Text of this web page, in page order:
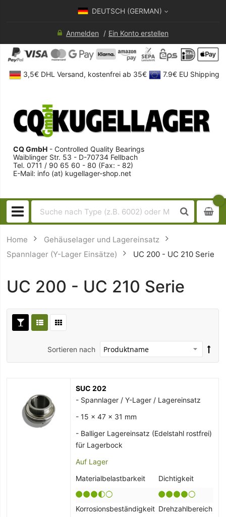
DEUTSCH (GERMAN)
Anmelden Ein Konto erstellen
3,5€ DHL Versand, kostenfrei ab 35€ 7.9€ EU Shipping
CQ GmbH - Controlled Quality Bearings
Waiblinger Str. 53 - D-70734 Fellbach
Tel. 0711 / 90 65 60 - 80 (Fax: - 82)
E-Mail: info (at) kugellager-shop.net
Home
Gehäuselager und Lagereinsatz
Spannlager (Y-Lager Einsätze)
UC 200 - UC 210 Serie
UC 200 - UC 210 Serie
Sortieren nach
SUC 202
- Spannlager / Y-Lager / Lagereinsatz
- 15 x 47 x 31 mm
- Balliger Lagereinsatz (Edelstahl rostfrei)
für Lagerbock
Auf Lager
Materialbelastbarkeit
Dichtigkeit
Korrosionsbeständigkeit Drehzahlbereich